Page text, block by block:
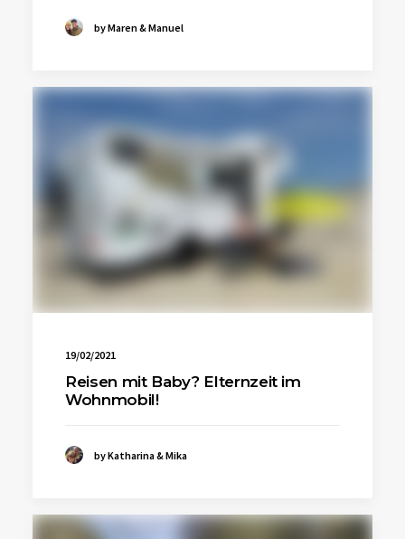
by Maren & Manuel
19/02/2021
Reisen mit Baby? Elternzeit im
Wohnmobil!
by Katharina & Mika